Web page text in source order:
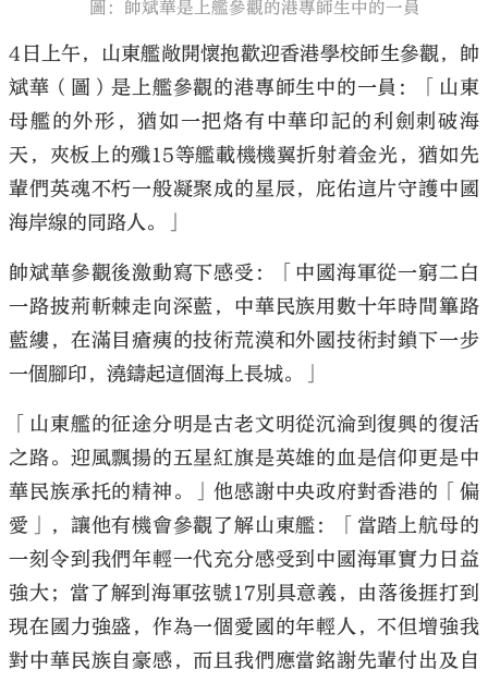
圖：帥斌華是上艦參觀的港專師生中的一員
4日上午，山東艦敞開懷抱歡迎香港學校師生參觀，帥
斌華（圖）是上艦參觀的港專師生中的一員：「山東
母艦的外形，猶如一把烙有中華印記的利劍刺破海
天，夾板上的殲15等艦載機機翼折射着金光，猶如先
輩們英魂不朽一般凝聚成的星辰，庇佑這片守護中國
海岸線的同路人。」
帥斌華參觀後激動寫下感受：「中國海軍從一窮二白
一路披荊斬棘走向深藍，中華民族用數十年時間篳路
藍縷，在滿目瘡痍的技術荒漠和外國技術封鎖下一步
一個腳印，澆鑄起這個海上長城。」
「山東艦的征途分明是古老文明從沉淪到復興的復活
之路。迎風飄揚的五星紅旗是英雄的血是信仰更是中
華民族承托的精神。」他感謝中央政府對香港的「偏
愛」，讓他有機會參觀了解山東艦：「當踏上航母的
一刻令到我們年輕一代充分感受到中國海軍實力日益
強大；當了解到海軍弦號17別具意義，由落後捱打到
現在國力強盛，作為一個愛國的年輕人，不但增強我
對中華民族自豪感，而且我們應當銘謝先輩付出及自